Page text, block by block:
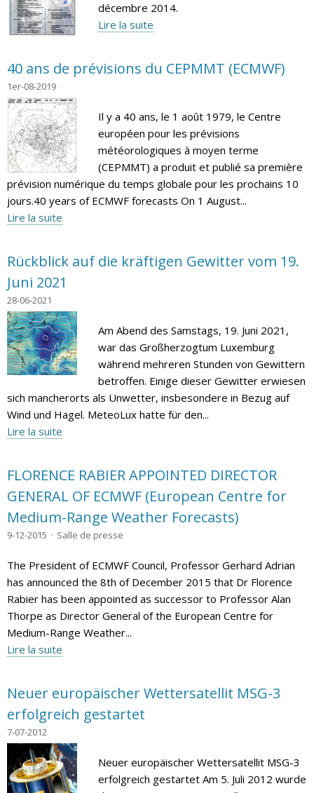
décembre 2014.
Lire la suite
40 ans de prévisions du CEPMMT (ECMWF)
1er-08-2019
Il y a 40 ans, le 1 août 1979, le Centre
européen pour les prévisions
météorologiques à moyen terme
(CEPMMT) a produit et publié sa première
prévision numérique du temps globale pour les prochains 10
jours.40 years of ECMWF forecasts On 1 August...
Lire la suite
Rückblick auf die kräftigen Gewitter vom 19.
Juni 2021
28-06-2021
Am Abend des Samstags, 19. Juni 2021,
war das Großherzogtum Luxemburg
während mehreren Stunden von Gewittern
betroffen. Einige dieser Gewitter erwiesen
sich mancherorts als Unwetter, insbesondere in Bezug auf
Wind und Hagel. MeteoLux hatte für den...
Lire la suite
FLORENCE RABIER APPOINTED DIRECTOR
GENERAL OF ECMWF (European Centre for
Medium-Range Weather Forecasts)
9-12-2015 Salle de presse
The President of ECMWF Council, Professor Gerhard Adrian
has announced the 8th of December 2015 that Dr Florence
Rabier has been appointed as successor to Professor Alan
Thorpe as Director General of the European Centre for
Medium-Range Weather...
Lire la suite
Neuer europäischer Wettersatellit MSG-3
erfolgreich gestartet
7-07-2012
Neuer europäischer Wettersatellit MSG-3
erfolgreich gestartet Am 5. Juli 2012 wurde